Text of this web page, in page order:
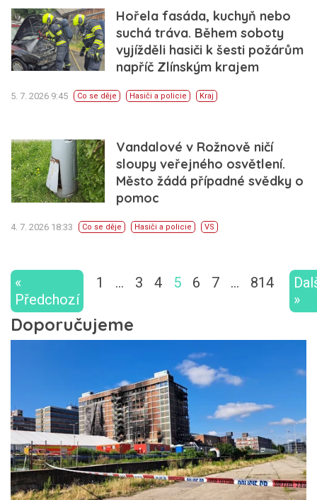
Hořela fasáda, kuchyň nebo
suchá tráva. Během soboty
vyjížděli hasiči k šesti požárům
napříč Zlínským krajem
5. 7. 2026 9:45 Co se děje Hasiči a policie Kraj
Vandalové v Rožnově ničí
sloupy veřejného osvětlení.
Město žádá případné svědky o
pomoc
4. 7. 2026 18:33 Co se děje Hasiči a policie VS
«
Předchozí
1 … 3 4 5 6 7 … 814
»